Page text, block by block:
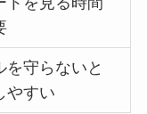
を守らないと
やすい